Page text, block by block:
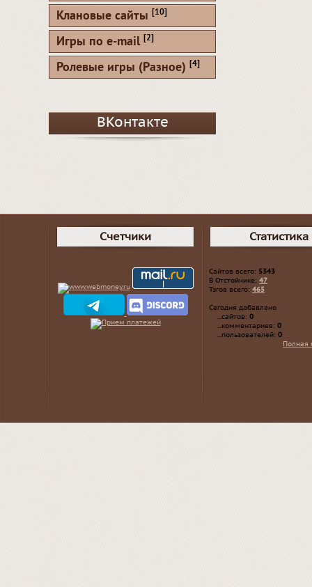
Клановые сайты [10]
Игры по e-mail [2]
Ролевые игры (Разное) [4]
ВКонтакте
Счетчики Статистика
Сайтов всего: 5343
В Отстойнике: 47
Тэгов всего: 465
Сегодня добавлено
...сайтов: 0
...комментариев: 0
...пользователей: 0
Полная